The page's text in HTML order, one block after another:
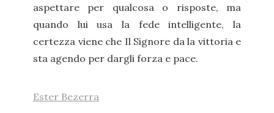
aspettare per qualcosa o risposte, ma
quando lui usa la fede intelligente, la
certezza viene che Il Signore da la vittoria e
sta agendo per dargli forza e pace.
Ester Bezerra